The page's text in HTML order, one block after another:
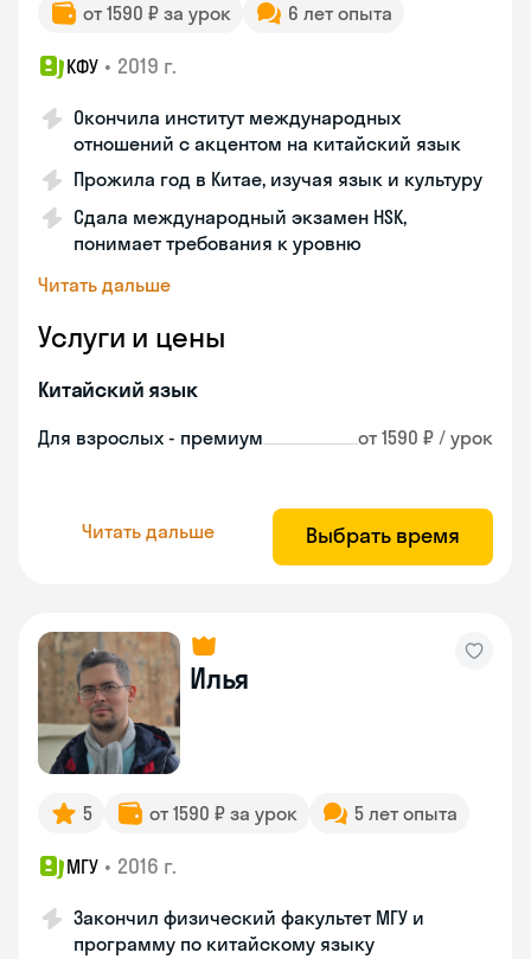
от 1590 ₽ за урок 6 лет опыта
КФУ • 2019 г.
Окончила институт международных
отношений с акцентом на китайский язык
Прожила год в Китае, изучая язык и культуру
Сдала международный экзамен HSK,
понимает требования к уровню
Читать дальше
Услуги и цены
Китайский язык
Для взрослых - премиум от 1590 ₽ / урок
Читать дальше Выбрать время
Илья
5 от 1590 ₽ за урок 5 лет опыта
МГУ • 2016 г.
Закончил физический факультет МГУ и
программу по китайскому языку